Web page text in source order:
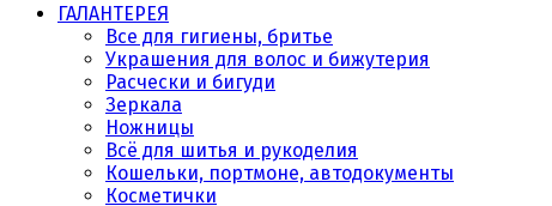
ГАЛАНТЕРЕЯ
Все для гигиены, бритье
Украшения для волос и бижутерия
Расчески и бигуди
Зеркала
Ножницы
Всё для шитья и рукоделия
Кошельки, портмоне, автодокументы
Косметички